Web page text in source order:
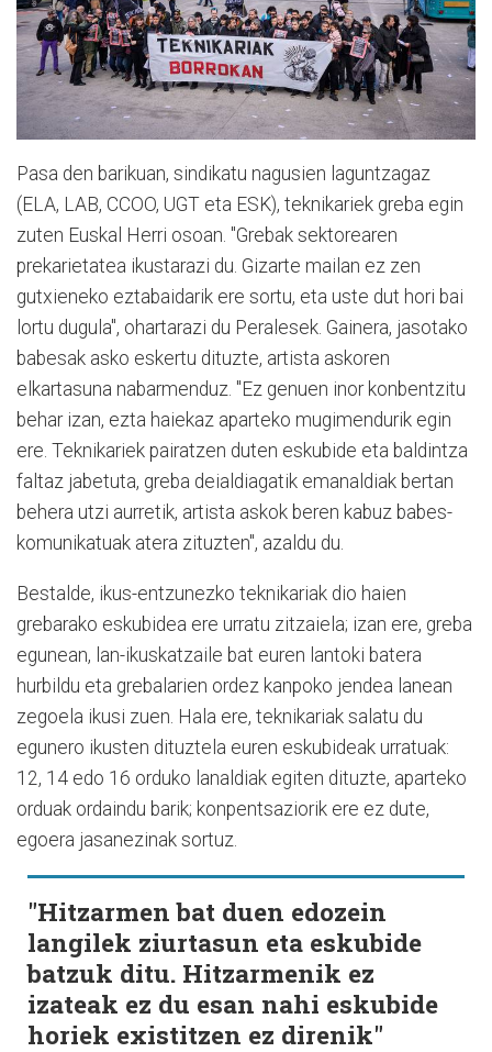
Pasa den barikuan, sindikatu nagusien laguntzagaz
(ELA, LAB, CCOO, UGT eta ESK), teknikariek greba egin
zuten Euskal Herri osoan. "Grebak sektorearen
prekarietatea ikustarazi du. Gizarte mailan ez zen
gutxieneko eztabaidarik ere sortu, eta uste dut hori bai
lortu dugula", ohartarazi du Peralesek. Gainera, jasotako
babesak asko eskertu dituzte, artista askoren
elkartasuna nabarmenduz. "Ez genuen inor konbentzitu
behar izan, ezta haiekaz aparteko mugimendurik egin
ere. Teknikariek pairatzen duten eskubide eta baldintza
faltaz jabetuta, greba deialdiagatik emanaldiak bertan
behera utzi aurretik, artista askok beren kabuz babes-
komunikatuak atera zituzten", azaldu du.
Bestalde, ikus-entzunezko teknikariak dio haien
grebarako eskubidea ere urratu zitzaiela; izan ere, greba
egunean, lan-ikuskatzaile bat euren lantoki batera
hurbildu eta grebalarien ordez kanpoko jendea lanean
zegoela ikusi zuen. Hala ere, teknikariak salatu du
egunero ikusten dituztela euren eskubideak urratuak:
12, 14 edo 16 orduko lanaldiak egiten dituzte, aparteko
orduak ordaindu barik; konpentsaziorik ere ez dute,
egoera jasanezinak sortuz.
"Hitzarmen bat duen edozein
langilek ziurtasun eta eskubide
batzuk ditu. Hitzarmenik ez
izateak ez du esan nahi eskubide
horiek existitzen ez direnik"